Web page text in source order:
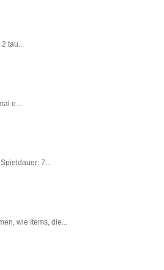
tau...
e...
7...
wie Items, die...